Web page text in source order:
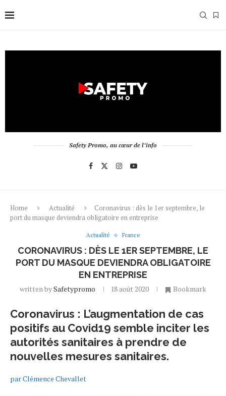
Safety Promo, au cœur de l’info
Home Actualité
Coronavirus : dès le 1er septembre, le
port du masque deviendra obligatoire en entreprise
Actualité France
CORONAVIRUS : DÈS LE 1ER SEPTEMBRE, LE
PORT DU MASQUE DEVIENDRA OBLIGATOIRE
EN ENTREPRISE
written bySafetypromo 18 août 2020 Bookmark
Coronavirus : L’augmentation de cas
positifs au Covid19 semble inciter les
autorités sanitaires à prendre de
nouvelles mesures sanitaires.
par Clémence Chevallet